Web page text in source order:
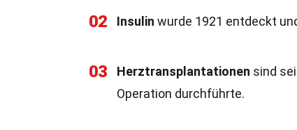
02 Insulin wurde 1921 entdeckt
03 Herztransplantationen sind
Operation durchführte.